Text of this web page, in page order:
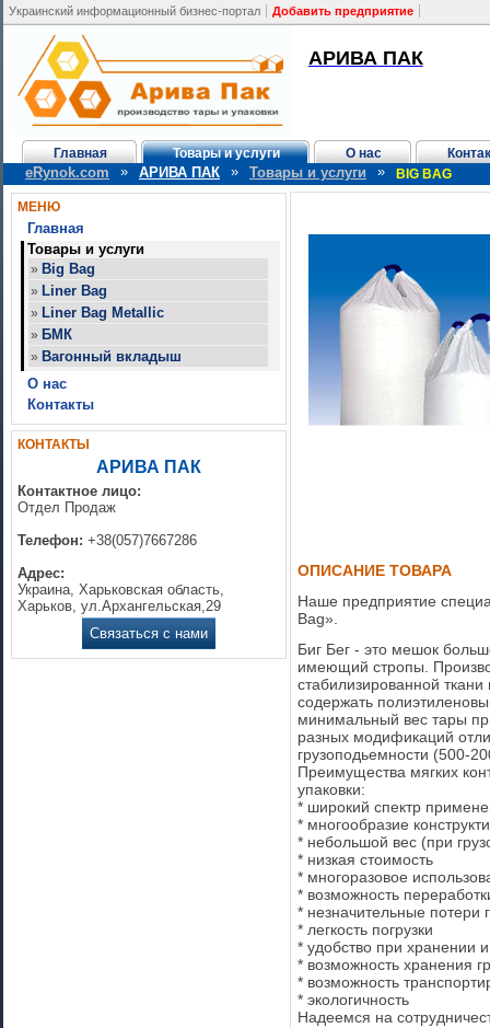
Украинский информационный бизнес-портал Добавить предприятие
АРИВА ПАК
Главная Товары и услуги О нас
eRynok.com » АРИВА ПАК » Товары и услуги » BIG BAG
МЕНЮ
Главная
Товары и услуги
» Big Bag
» Liner Bag
» Liner Bag Metallic
» БМК
» Вагонный вкладыш
О нас
Контакты
КОНТАКТЫ
АРИВА ПАК
Контактное лицо:
Отдел Продаж
Телефон: +38(057)7667286
Адрес:
Украина, Харьковская область,
Харьков, ул.Архангельская,29
Связаться с нами
ОПИСАНИЕ ТОВАРА
Наше предприятие
Bag».
Биг Бег - это мешок
имеющий стропы.
стабилизированной
содержать
минимальный вес тары
разных модификаций
грузоподьемности (500-
Преимущества мягких
упаковки:
* широкий спектр
* многообразие
* небольшой вес (при
* низкая стоимость
* многоразовое
* возможность
* незначительные потери
* легкость погрузки
* удобство при хранении
* возможность хранения
* возможность
* экологичность
Надеемся на